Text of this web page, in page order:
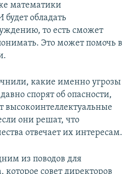
математики
будет обладать
то есть сможет
Это может помочь в
какие именно угрозы
спорят об опасности,
высокоинтеллектуальные
они решат, что
отвечает их интересам.
из поводов для
совет директоров